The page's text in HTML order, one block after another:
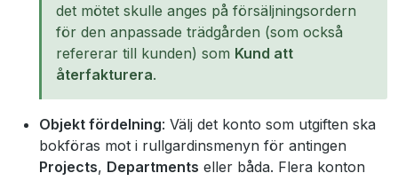
det mötet skulle anges på försäljningsordern
för den anpassade trädgården (som också
refererar till kunden) som Kund att
återfakturera.
Objekt fördelning: Välj det konto som utgiften ska
bokföras mot i rullgardinsmenyn för antingen
Projects, Departments eller båda. Flera konton